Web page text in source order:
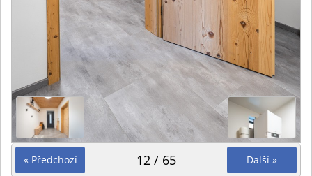
« Předchozí Další »
12 / 65